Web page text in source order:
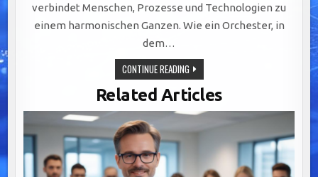
verbindet Menschen, Prozesse und Technologien zu
einem harmonischen Ganzen. Wie ein Orchester, in
dem…
CONTINUE READINGEFFIZIENTE
WORKFLOWSYSTEME:
DER
SCHLÜSSEL
ZU
ERFOLGREICHER
UND
Related Articles